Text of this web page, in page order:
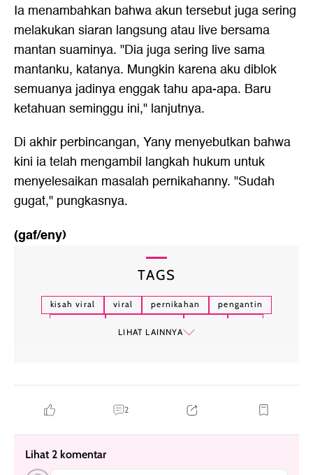
Ia menambahkan bahwa akun tersebut juga sering
melakukan siaran langsung atau live bersama
mantan suaminya. "Dia juga sering live sama
mantanku, katanya. Mungkin karena aku diblok
semuanya jadinya enggak tahu apa-apa. Baru
ketahuan seminggu ini," lanjutnya.
Di akhir perbincangan, Yany menyebutkan bahwa
kini ia telah mengambil langkah hukum untuk
menyelesaikan masalah pernikahanny. "Sudah
gugat," pungkasnya.
(gaf/eny)
TAGS
kisah viral viral pernikahan
pengantin
LIHAT LAINNYA
2
Lihat 2 komentar